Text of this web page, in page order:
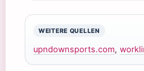
WEITERE QUELLEN
upndownsports.com,